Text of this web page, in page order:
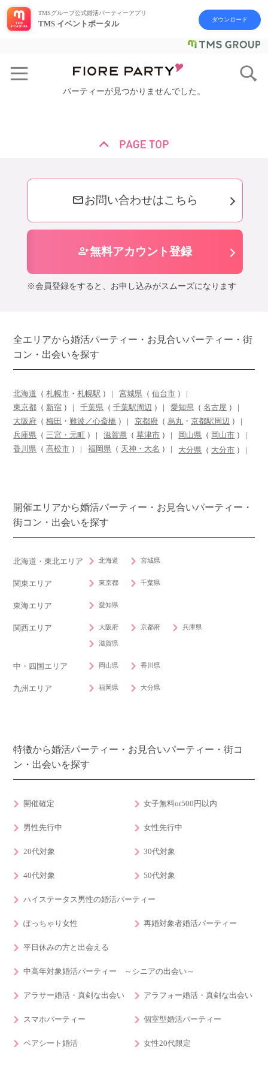
TMSグループ公式婚活パーティーアプリ
TMS イベントポータル ダウンロード
パーティーが見つかりませんでした。
mailお問い合わせはこちら
person_add無料アカウント登録
※会員登録をすると、お申し込みがスムーズになります
全エリアから婚活パーティー・お見合いパーティー・街
コン・出会いを探す
北海道 （札幌市 ・札幌駅 ） 宮城県 （仙台市 ）
東京都 （ 新宿 ） 千葉県 （千葉駅周辺 ） 愛知県 （名古屋 ）
大阪府 （梅田 ・難波／心斎橋 ） 京都府 （烏丸 ・京都駅周辺 ）
兵庫県 （三宮・元町 ） 滋賀県 （草津市 ） 岡山県 （ 岡山市 ）
香川県 （ 高松市 ） 福岡県 （ 天神・大名 ） 大分県 （ 大分市 ）
開催エリアから婚活パーティー・お見合いパーティー・
街コン・出会いを探す
北海道・東北エリア 北海道 宮城県
関東エリア 東京都 千葉県
東海エリア 愛知県
関西エリア 大阪府 京都府 兵庫県
滋賀県
中・四国エリア 岡山県 香川県
九州エリア 福岡県 大分県
特徴から婚活パーティー・お見合いパーティー・街コ
ン・出会いを探す
開催確定 女子無料or500円以内
男性先行中 女性先行中
20代対象 30代対象
40代対象 50代対象
ハイステータス男性の婚活パーティー
ぽっちゃり女性 再婚対象者婚活パーティー
平日休みの方と出会える
中高年対象婚活パーティー ～シニアの出会い～
アラサー婚活・真剣な出会い アラフォー婚活・真剣な出会い
スマホパーティー 個室型婚活パーティー
ペアシート婚活 女性20代限定